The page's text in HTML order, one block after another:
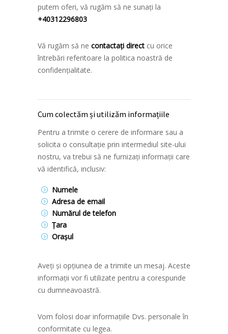
putem oferi, vă rugăm să ne sunați la
+40312296803
Vă rugăm să ne contactați direct cu orice
întrebări referitoare la politica noastră de
confidențialitate.
Cum colectăm și utilizăm informațiile
Pentru a trimite o cerere de informare sau a
solicita o consultație prin intermediul site-ului
nostru, va trebui să ne furnizați informații care
vă identifică, inclusiv:
Numele
Adresa de email
Numărul de telefon
Țara
Orașul
Aveți și opțiunea de a trimite un mesaj. Aceste
informații vor fi utilizate pentru a corespunde
cu dumneavoastră.
Vom folosi doar informațiile Dvs. personale în
conformitate cu legea.